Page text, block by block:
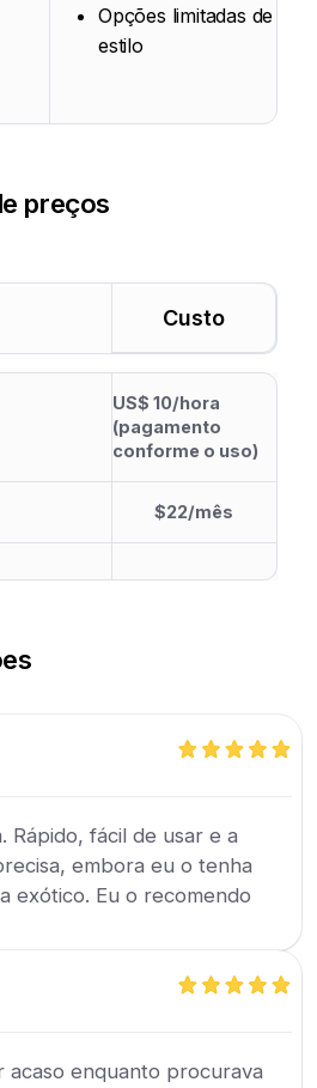
Opções limitadas de
estilo
preços
Custo
US$ 10/hora
(pagamento
conforme o uso)
$22/mês
Rápido, fácil de usar e a
embora eu o tenha
exótico. Eu o recomendo
acaso enquanto procurava